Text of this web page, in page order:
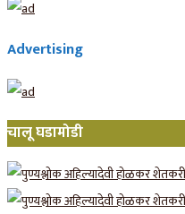
Advertising
चालू घडामोडी